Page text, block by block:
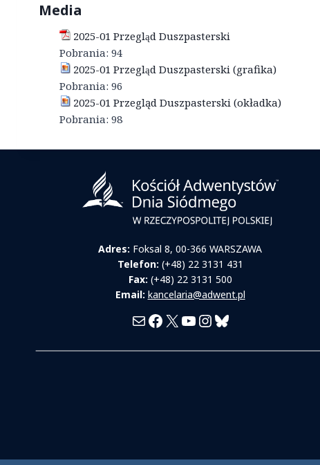
Media
2025-01 Przegląd Duszpasterski
Pobrania: 94
2025-01 Przegląd Duszpasterski (grafika)
Pobrania: 96
2025-01 Przegląd Duszpasterski (okładka)
Pobrania: 98
Adres: Foksal 8, 00-366 WARSZAWA
Telefon: (+48) 22 3131 431
Fax: (+48) 22 3131 500
Email: kancelaria@adwent.pl
MailFacebook
X YouTube
Instagram
Bluesky